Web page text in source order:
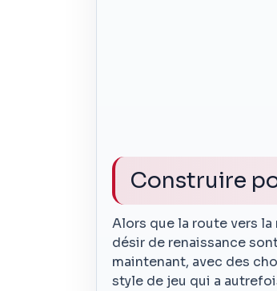
Construire
Alors que la route vers
désir de renaissance
maintenant, avec des
style de jeu qui a